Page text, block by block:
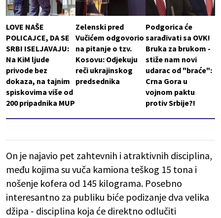
LOVE NAŠE
POLICAJCE, DA SE
SRBI ISELJAVAJU:
Na KiM ljude
privode bez
dokaza, na tajnim
spiskovima više od
200 pripadnika MUP
Zelenski pred
Vučićem odgovorio
na pitanje o tzv.
Kosovu: Odjekuju
reči ukrajinskog
predsednika
Podgorica će
sarađivati sa OVK!
Bruka za brukom -
stiže nam novi
udarac od "braće":
Crna Gora u
vojnom paktu
protiv Srbije?!
On je najavio pet zahtevnih i atraktivnih disciplina,
među kojima su vuča kamiona teškog 15 tona i
nošenje kofera od 145 kilograma. Posebno
interesantno za publiku biće podizanje dva velika
džipa - disciplina koja će direktno odlučiti